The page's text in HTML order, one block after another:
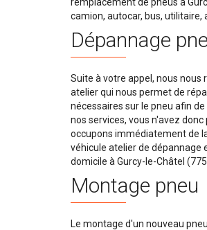
camion, autocar, bus, utilitaire,
Dépannage
Suite à votre appel, nous nous
atelier qui nous permet de
nécessaires sur le pneu afin
nos services, vous n'avez
occupons immédiatement de
véhicule atelier de dépannage
domicile à Gurcy-le-Châtel
Montage pneu
Le montage d'un nouveau